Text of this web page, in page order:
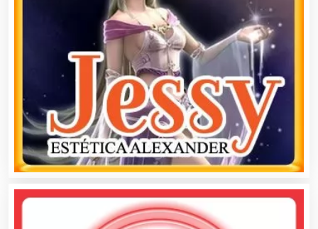
Artículos Importados
Artículos para el Hogar
Artículos para Regalos
Artículos Personales